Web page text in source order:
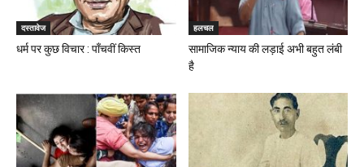
दस्तावेज
धर्म पर कुछ विचार : पाँचवीं किस्त
हलचल
सामाजिक न्याय की लड़ाई अभी बहुत लंबी
है